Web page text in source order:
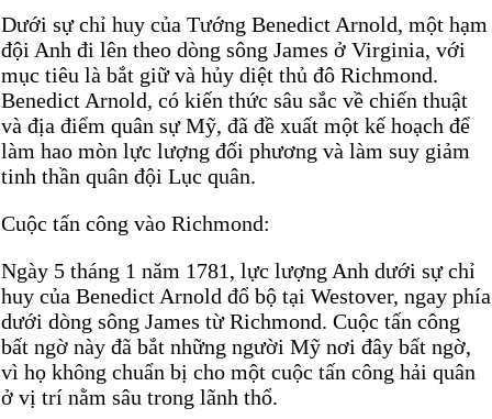
Dưới sự chỉ huy của Tướng Benedict Arnold, một hạm
đội Anh đi lên theo dòng sông James ở Virginia, với
mục tiêu là bắt giữ và hủy diệt thủ đô Richmond.
Benedict Arnold, có kiến thức sâu sắc về chiến thuật
và địa điểm quân sự Mỹ, đã đề xuất một kế hoạch để
làm hao mòn lực lượng đối phương và làm suy giảm
tinh thần quân đội Lục quân.
Cuộc tấn công vào Richmond:
Ngày 5 tháng 1 năm 1781, lực lượng Anh dưới sự chỉ
huy của Benedict Arnold đổ bộ tại Westover, ngay phía
dưới dòng sông James từ Richmond. Cuộc tấn công
bất ngờ này đã bắt những người Mỹ nơi đây bất ngờ,
vì họ không chuẩn bị cho một cuộc tấn công hải quân
ở vị trí nằm sâu trong lãnh thổ.